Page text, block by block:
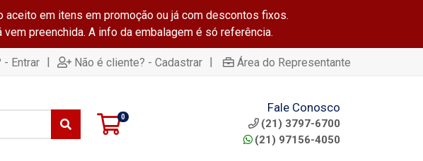
aceito em itens em promoção ou já com descontos fixos.
preenchida. A info da embalagem é só referência.
- Entrar | Não é cliente? - Cadastrar | Área do Representante
0
Fale Conosco
(21) 3797-6700
(21) 97156-4050